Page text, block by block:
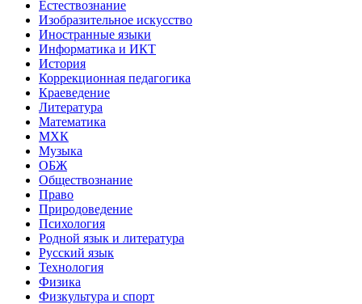
Естествознание
Изобразительное искусство
Иностранные языки
Информатика и ИКТ
История
Коррекционная педагогика
Краеведение
Литература
Математика
МХК
Музыка
ОБЖ
Обществознание
Право
Природоведение
Психология
Родной язык и литература
Русский язык
Технология
Физика
Физкультура и спорт